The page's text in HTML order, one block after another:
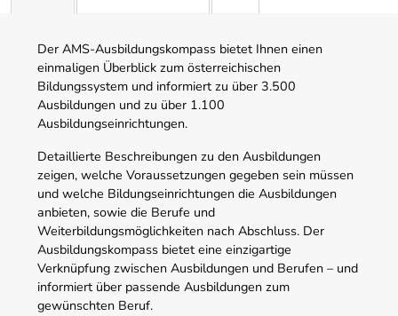
Der AMS-Ausbildungskompass bietet Ihnen einen
einmaligen Überblick zum österreichischen
Bildungssystem und informiert zu über 3.500
Ausbildungen und zu über 1.100
Ausbildungseinrichtungen.
Detaillierte Beschreibungen zu den Ausbildungen
zeigen, welche Voraussetzungen gegeben sein müssen
und welche Bildungseinrichtungen die Ausbildungen
anbieten, sowie die Berufe und
Weiterbildungsmöglichkeiten nach Abschluss. Der
Ausbildungskompass bietet eine einzigartige
Verknüpfung zwischen Ausbildungen und Berufen – und
informiert über passende Ausbildungen zum
gewünschten Beruf.